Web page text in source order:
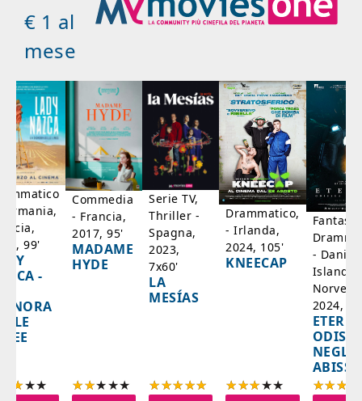
€ 1 al
mese
99'
-
Commedia
- Francia,
2017, 95'
MADAME
HYDE
Serie TV,
Thriller -
Spagna,
2023,
7x60'
LA
MESÍAS
Drammatico,
- Irlanda,
2024, 105'
KNEECAP
-
Islanda,
2024,
NEGLI
ABISSI